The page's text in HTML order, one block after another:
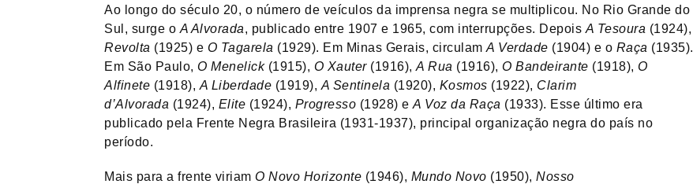
Ao longo do século 20, o número de veículos da imprensa negra se multiplicou. No Rio Grande do
Sul, surge o A Alvorada, publicado entre 1907 e 1965, com interrupções. Depois A Tesoura (1924),
Revolta (1925) e O Tagarela (1929). Em Minas Gerais, circulam A Verdade (1904) e o Raça (1935).
Em São Paulo, O Menelick(1915), O Xauter(1916), A Rua (1916), O Bandeirante (1918), O
Alfinete (1918), A Liberdade (1919), A Sentinela (1920), Kosmos (1922), Clarim
d’Alvorada (1924), Elite (1924), Progresso (1928) e A Voz da Raça (1933). Esse último era
publicado pela Frente Negra Brasileira (1931-1937), principal organização negra do país no
período.
Mais para a frente viriam O Novo Horizonte (1946), Mundo Novo (1950), Nosso